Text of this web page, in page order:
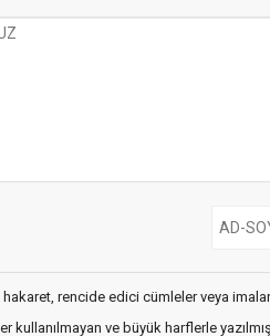
hakaret, rencide edici cümleler veya
kullanılmayan ve büyük harflerle